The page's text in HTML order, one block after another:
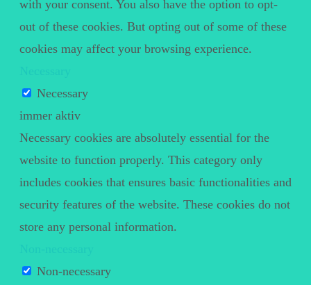
with your consent. You also have the option to opt-
out of these cookies. But opting out of some of these
cookies may affect your browsing experience.
Necessary
immer aktiv
Necessary cookies are absolutely essential for the
website to function properly. This category only
includes cookies that ensures basic functionalities and
security features of the website. These cookies do not
store any personal information.
Non-necessary